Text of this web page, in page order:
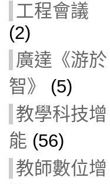
工程會議
(2)
廣達《游於
智》
(5)
教學科技增
能 (56)
教師數位增